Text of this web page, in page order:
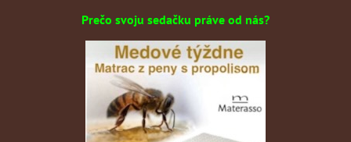
Prečo svoju sedačku práve od nás?